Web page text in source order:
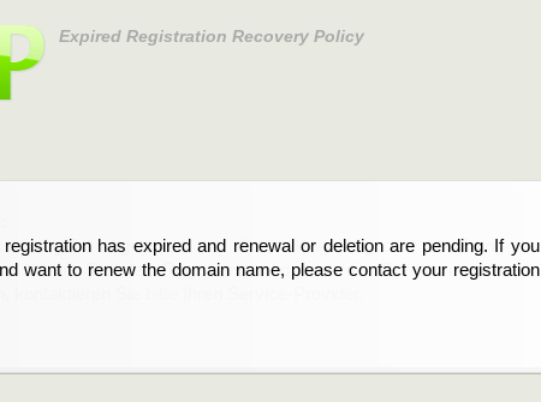
Expired Registration Recovery Policy
has expired and renewal or deletion are pending. If you
want to renew the domain name, please contact your registration
ist abgelaufen und die Verlängerung oder Löschung der
Wenn Sie der Registrant sind und die Domainregistrierung
kontaktieren Sie bitte Ihren Service-Provider.